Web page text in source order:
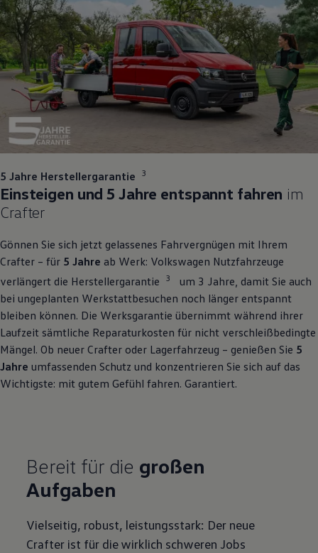
5 Jahre Herstellergarantie 3
Einsteigen und 5 Jahre entspannt fahren im
Crafter
Gönnen Sie sich jetzt gelassenes Fahrvergnügen mit Ihrem
Crafter – für 5 Jahre ab Werk: Volkswagen Nutzfahrzeuge
verlängert die Herstellergarantie
3
um 3 Jahre, damit Sie auch
bei ungeplanten Werkstattbesuchen noch länger entspannt
bleiben können. Die Werksgarantie übernimmt während ihrer
Laufzeit sämtliche Reparaturkosten für nicht verschleißbedingte
Mängel. Ob neuer Crafter oder Lagerfahrzeug – genießen Sie 5
Jahre umfassenden Schutz und konzentrieren Sie sich auf das
Wichtigste: mit gutem Gefühl fahren. Garantiert.
Bereit für die großen
Aufgaben
Vielseitig, robust, leistungsstark: Der neue
Crafter ist für die wirklich schweren Jobs